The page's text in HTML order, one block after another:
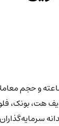
هت، بونک،